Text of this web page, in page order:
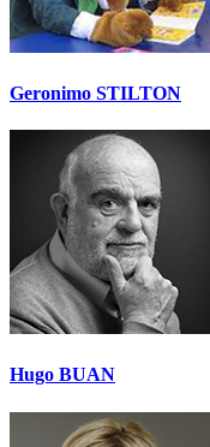
Geronimo STILTON
Hugo BUAN